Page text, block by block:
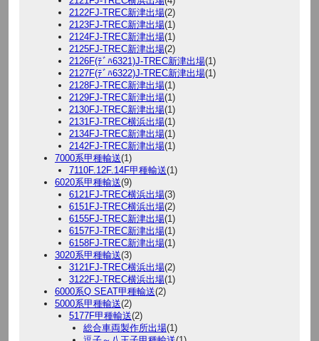
2122FJ-TREC新津出場(2)
2123FJ-TREC新津出場(1)
2124FJ-TREC新津出場(1)
2125FJ-TREC新津出場(2)
2126F(ﾃﾞﾊ6321)J-TREC新津出場(1)
2127F(ﾃﾞﾊ6322)J-TREC新津出場(1)
2128FJ-TREC新津出場(1)
2129FJ-TREC新津出場(1)
2130FJ-TREC新津出場(1)
2131FJ-TREC横浜出場(1)
2134FJ-TREC新津出場(1)
2142FJ-TREC新津出場(1)
7000系甲種輸送(1)
7110F.12F.14F甲種輸送(1)
6020系甲種輸送(9)
6121FJ-TREC横浜出場(3)
6151FJ-TREC横浜出場(2)
6155FJ-TREC新津出場(1)
6157FJ-TREC新津出場(1)
6158FJ-TREC新津出場(1)
3020系甲種輸送(3)
3121FJ-TREC横浜出場(2)
3122FJ-TREC横浜出場(1)
6000系Q SEAT甲種輸送(2)
5000系甲種輸送(2)
5177F甲種輸送(2)
総合車両製作所出場(1)